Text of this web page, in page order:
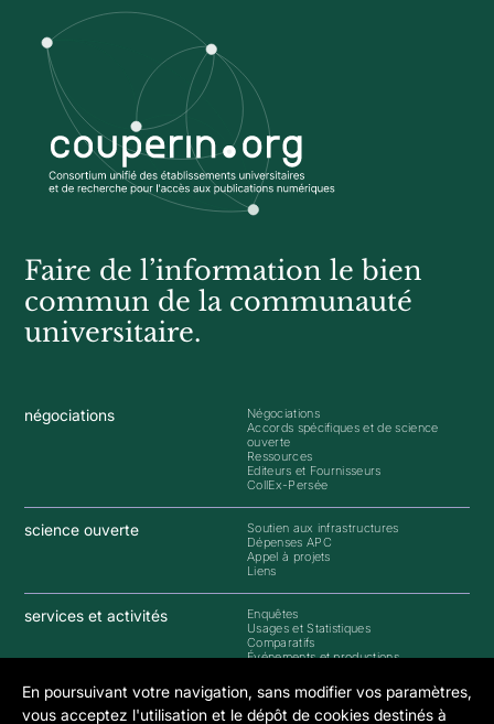
Faire de l’information le bien
commun de la communauté
universitaire.
négociations
Négociations
Accords spécifiques et de science
ouverte
Ressources
Editeurs et Fournisseurs
CollEx-Persée
science ouverte
Soutien aux infrastructures
Dépenses APC
Appel à projets
Liens
services et activités
Enquêtes
Usages et Statistiques
Comparatifs
Événements et productions
groupes de travail
GTSO
GTI
En poursuivant votre navigation, sans modifier vos paramètres,
vous acceptez l'utilisation et le dépôt de cookies destinés à